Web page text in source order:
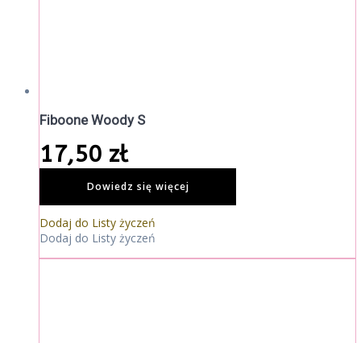
Fiboone Woody S
17,50 zł
Dowiedz się więcej
Dodaj do Listy życzeń
Dodaj do Listy życzeń